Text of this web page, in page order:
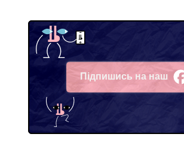
Підпишись на наш
Facebook